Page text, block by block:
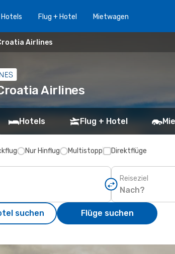
Hotels Flug + Hotel Mietwagen
Airlines
Airlines
Hotels Flug + Hotel
Nur Hinflug Multistopp Direktflüge
Reiseziel
suchen Flüge suchen